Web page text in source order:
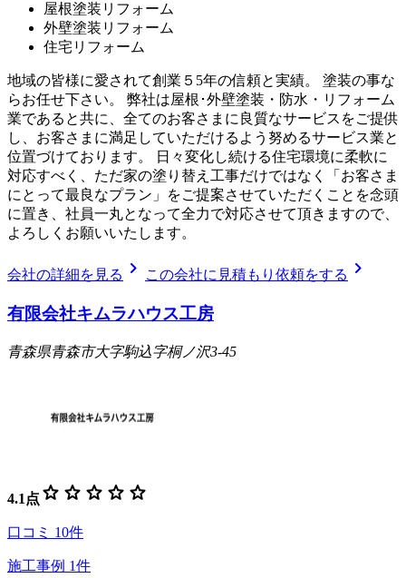
屋根塗装リフォーム
外壁塗装リフォーム
住宅リフォーム
地域の皆様に愛されて創業５5年の信頼と実績。 塗装の事な
らお任せ下さい。 弊社は屋根･外壁塗装・防水・リフォーム
業であると共に、全てのお客さまに良質なサービスをご提供
し、お客さまに満足していただけるよう努めるサービス業と
位置づけております。 日々変化し続ける住宅環境に柔軟に
対応すべく、ただ家の塗り替え工事だけではなく「お客さま
にとって最良なプラン」をご提案させていただくことを念頭
に置き、社員一丸となって全力で対応させて頂きますので、
よろしくお願いいたします。
会社の詳細を見る chevron_right この会社に見積もり依頼をする chevron_right
有限会社キムラハウス工房
青森県青森市大字駒込字桐ノ沢3-45
4.1 点 star star star star star
口コミ 10件
施工事例 1件